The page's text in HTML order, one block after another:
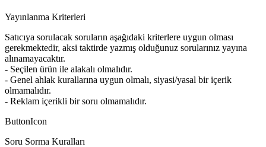
Yayınlanma Kriterleri
Satıcıya sorulacak soruların aşağıdaki kriterlere uygun olması
gerekmektedir, aksi taktirde yazmış olduğunuz sorularınız yayına
alınamayacaktır.
- Seçilen ürün ile alakalı olmalıdır.
- Genel ahlak kurallarına uygun olmalı, siyasi/yasal bir içerik
olmamalıdır.
- Reklam içerikli bir soru olmamalıdır.
ButtonIcon
Soru Sorma Kuralları